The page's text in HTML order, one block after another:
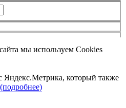
данных
мы используем Cookies
Яндекс.Метрика, который также
(подробнее)